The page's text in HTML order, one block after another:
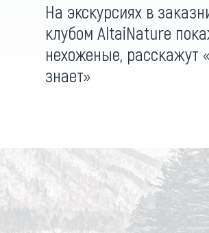
На экскурсиях в
клубом AltaiNature
нехоженые, расскажут
знает»